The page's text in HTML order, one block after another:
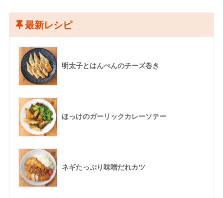
最新レシピ
明太子とはんぺんのチーズ巻き
ほっけのガーリックカレーソテー
ネギたっぷり味噌だれカツ